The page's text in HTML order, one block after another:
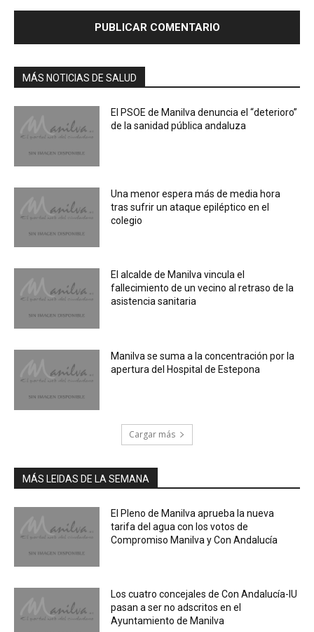
MÁS NOTICIAS DE SALUD
El PSOE de Manilva denuncia el “deterioro”
de la sanidad pública andaluza
Una menor espera más de media hora
tras sufrir un ataque epiléptico en el
colegio
El alcalde de Manilva vincula el
fallecimiento de un vecino al retraso de la
asistencia sanitaria
Manilva se suma a la concentración por la
apertura del Hospital de Estepona
Cargar más
MÁS LEIDAS DE LA SEMANA
El Pleno de Manilva aprueba la nueva
tarifa del agua con los votos de
Compromiso Manilva y Con Andalucía
Los cuatro concejales de Con Andalucía-IU
pasan a ser no adscritos en el
Ayuntamiento de Manilva